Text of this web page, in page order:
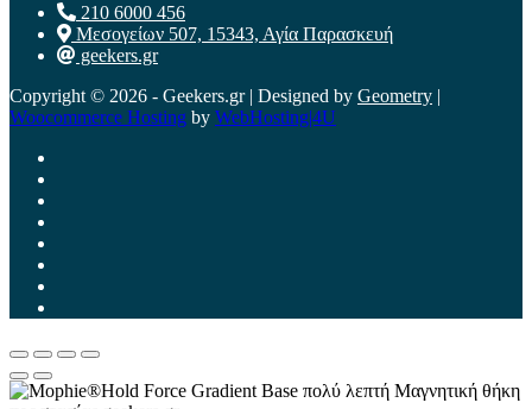
210 6000 456
Μεσογείων 507, 15343, Αγία Παρασκευή
geekers.gr
Copyright © 2026 - Geekers.gr | Designed by Geometry |
Woocommerce Hosting by WebHosting|4U